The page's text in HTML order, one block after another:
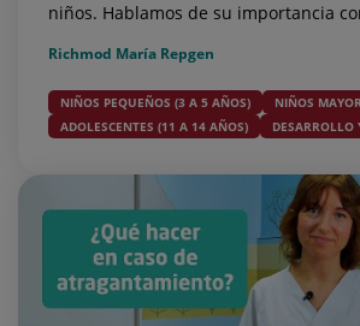
niños. Hablamos de su importancia
Richmod María Repgen
NIÑOS PEQUEÑOS (3 A 5 AÑOS)
NIÑOS
ADOLESCENTES (11 A 14 AÑOS)
DESARROLLO